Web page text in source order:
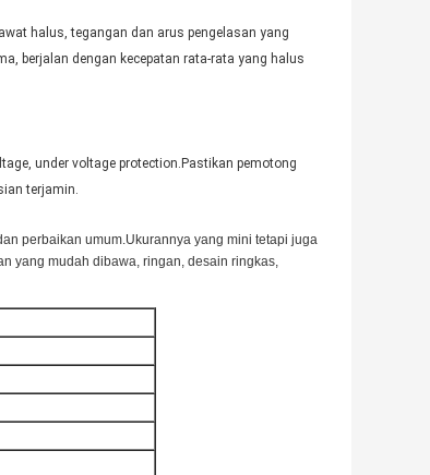
halus, tegangan dan arus pengelasan yang
berjalan dengan kecepatan rata-rata yang halus
under voltage protection.Pastikan pemotong
terjamin.
perbaikan umum.Ukurannya yang mini tetapi juga
yang mudah dibawa, ringan, desain ringkas,